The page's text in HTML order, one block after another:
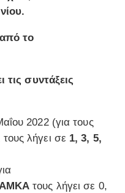
από το
τις συντάξεις
2022 (για τους
τους λήγει σε 1, 3, 5,
τους λήγει σε 0,